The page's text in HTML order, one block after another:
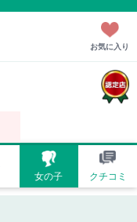
お気に入り
女の子 クチコミ